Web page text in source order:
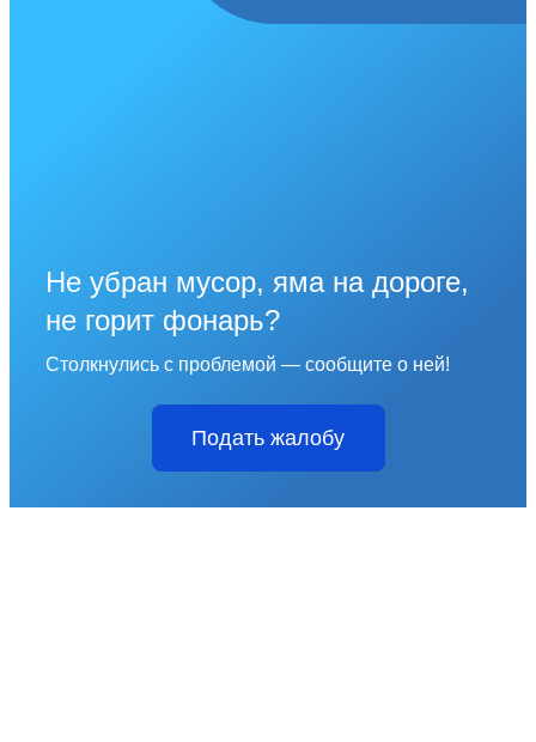
Не убран мусор, яма на дороге,
не горит фонарь?
Столкнулись с проблемой — сообщите о ней!
Подать жалобу